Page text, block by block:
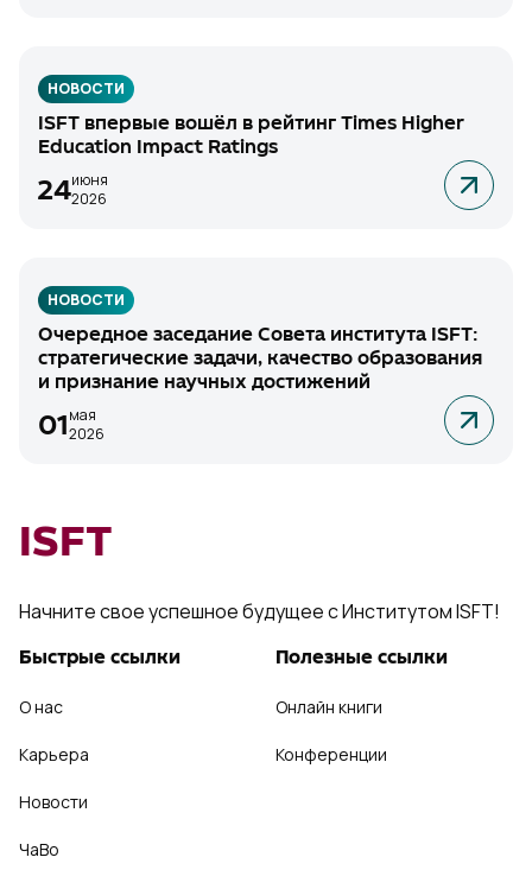
НОВОСТИ
ISFT впервые вошёл в рейтинг Times Higher
Education Impact Ratings
24июня
2026
НОВОСТИ
Очередное заседание Совета института ISFT:
стратегические задачи, качество образования
и признание научных достижений
01 мая
2026
ISFT
Начните свое успешное будущее с Институтом ISFT!
Быстрые ссылки
О нас
Карьера
Новости
ЧаВо
Полезные ссылки
Онлайн книги
Конференции